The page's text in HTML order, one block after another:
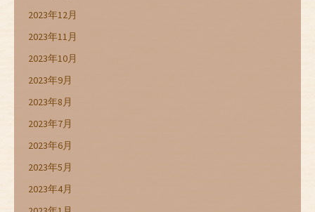
2023年12月
2023年11月
2023年10月
2023年9月
2023年8月
2023年7月
2023年6月
2023年5月
2023年4月